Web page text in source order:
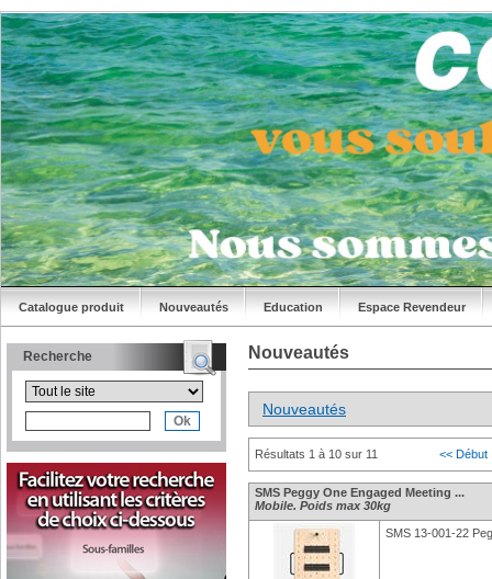
Catalogue produit Nouveautés Education Espace Revendeur
Recherche Nouveautés
Nouveautés
Résultats 1 à 10 sur 11 << Début
SMS Peggy One Engaged Meeting ...
Mobile. Poids max 30kg
SMS 13-001-22